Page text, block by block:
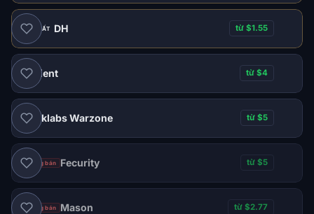
ĐỀ XUẤT DH từ $1.55
Ancient từ $4
Blanklabs Warzone từ $5
Ngừng bán Fecurity từ $5
Ngừng bán Mason từ $2.77